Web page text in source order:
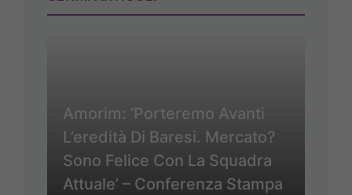
Amorim: ‘Porteremo Avanti
L’eredità Di Baresi. Mercato?
Sono Felice Con La Squadra
Attuale’ – Conferenza Stampa